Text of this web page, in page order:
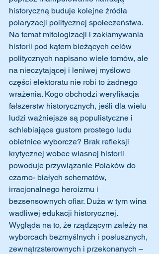
historyczną buduje kolejne źródła
polaryzacji politycznej społeczeństwa.
Na temat mitologizacji i zakłamywania
historii pod kątem bieżących celów
politycznych napisano wiele tomów, ale
na nieczytającej i leniwej myślowo
części elektoratu nie robi to żadnego
wrażenia. Kogo obchodzi weryfikacja
fałszerstw historycznych, jeśli dla wielu
ludzi ważniejsze są populistyczne i
schlebiające gustom prostego ludu
obietnice wyborcze? Brak refleksji
krytycznej wobec własnej historii
powoduje przywiązanie Polaków do
czarno- białych schematów,
irracjonalnego heroizmu i
bezsensownych ofiar. Duża w tym wina
wadliwej edukacji historycznej.
Wygląda na to, że rządzącym zależy na
wyborcach bezmyślnych i posłusznych,
zewnątrzsterownych i przekonanych –